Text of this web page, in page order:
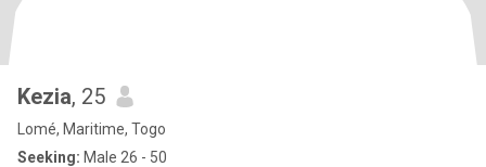
Kezia, 25
Lomé, Maritime, Togo
Seeking: Male 26 - 50